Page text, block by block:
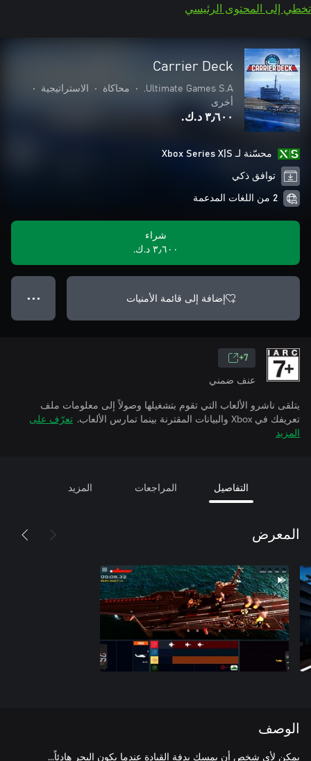
تخطي إلى المحتوى الرئيسي
Carrier Deck
Ultimate Games S.A.
• محاكاة • الاستراتيجية
•
أخرى
٣٫٦٠٠ د.ك.‏
محسّنة لـ Xbox Series X|S
توافق ذكي
2 من اللغات المدعمة
شراء
٣٫٦٠٠ د.ك.‏
إضافة إلى قائمة الأمنيات ● ● ●
7+
عنف ضمني
يتلقى ناشرو الألعاب التي تقوم بتشغيلها وصولاً إلى معلومات ملف
تعريفك في Xbox والبيانات المقترنة بينما تمارس الألعاب.
تعرّف على
المزيد
التفاصيل المراجعات المزيد
المعرض
الوصف